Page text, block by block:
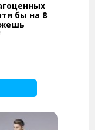
бы на 8